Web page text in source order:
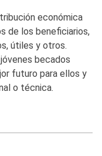
económica
de los beneficiarios,
útiles y otros.
becados
futuro para ellos y
o técnica.